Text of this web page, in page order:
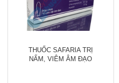
THUỐC SAFARIA TRỊ
NẤM, VIÊM ÂM ĐẠO